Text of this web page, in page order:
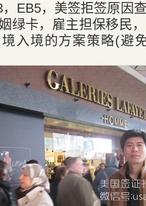
，EB5，美签拒签原因
绿卡，雇主担保移民
入境的方案策略(避